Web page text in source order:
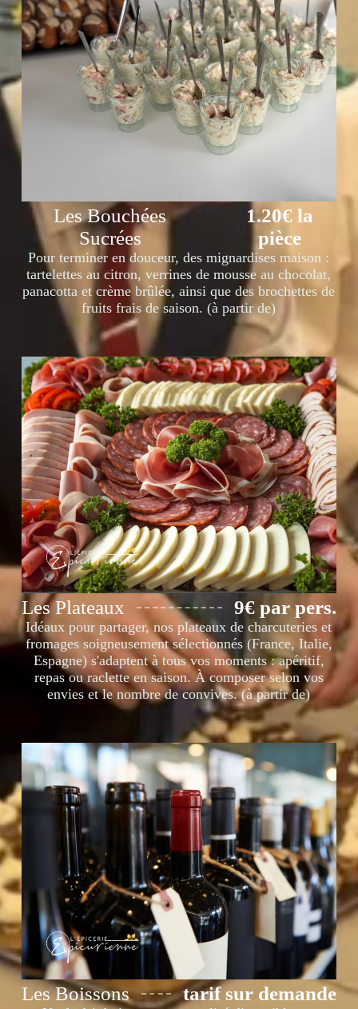
Les Bouchées
Sucrées
1.20€ la
pièce
Pour terminer en douceur, des mignardises maison :
tartelettes au citron, verrines de mousse au chocolat,
panacotta et crème brûlée, ainsi que des brochettes de
fruits frais de saison. (à partir de)
Les Plateaux 9€ par pers.
Idéaux pour partager, nos plateaux de charcuteries et
fromages soigneusement sélectionnés (France, Italie,
Espagne) s'adaptent à tous vos moments : apéritif,
repas ou raclette en saison. À composer selon vos
envies et le nombre de convives. (à partir de)
Les Boissons tarif sur demande